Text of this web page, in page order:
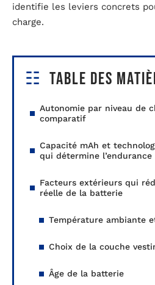
identifie les leviers concrets
charge.
Table des
Autonomie par niveau de
comparatif
Capacité mAh et
qui détermine l’endurance
Facteurs extérieurs qui
réelle de la batterie
Température ambiante
Choix de la couche
Âge de la batterie